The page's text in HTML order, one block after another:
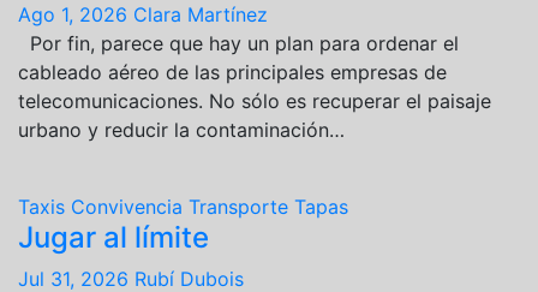
Ago 1, 2026 Clara Martínez
Por fin, parece que hay un plan para ordenar el
cableado aéreo de las principales empresas de
telecomunicaciones. No sólo es recuperar el paisaje
urbano y reducir la contaminación…
Taxis Convivencia Transporte Tapas
Jugar al límite
Jul 31, 2026 Rubí Dubois